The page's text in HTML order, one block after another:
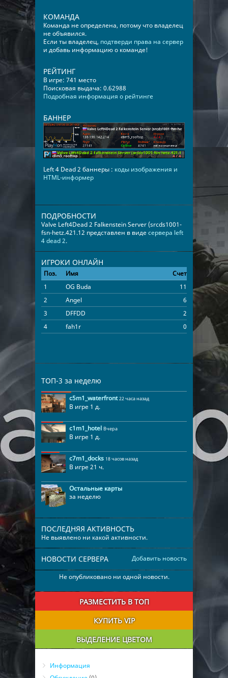
КОМАНДА
Команда не определена, потому что владелец
не объявился.
Если ты владелец, подтверди права на сервер
и добавь информацию о команде!
РЕЙТИНГ
В игре: 741 место
Поисковая выдача: 0.62988
Подробная информация о рейтинге
БАННЕР
Left 4 Dead 2 баннеры : коды изображения и
HTML-информер
ПОДРОБНОСТИ
Valve Left4Dead 2 Falkenstein Server (srcds1001-
fsn-hetz.421.12 представлен в видесервера left
4 dead 2.
ИГРОКИ ОНЛАЙН
Поз. Имя Счет
1
OG Buda 11
00:14:08
2
Angel 6 00:14:32
3
DFFDD 2 00:04:57
4
fah1r 0 00:03:02
ТОП-3 за неделю
c5m1_waterfront 22 часа назад
В игре 1 д.
c1m1_hotel Вчера
В игре 1 д.
c7m1_docks 18 часов назад
В игре 21 ч.
Остальные карты
за неделю
ПОСЛЕДНЯЯ АКТИВНОСТЬ
Не выявлено ни какой активности.
Добавить новость
НОВОСТИ СЕРВЕРА
Не опубликовано ни одной новости.
РАЗМЕСТИТЬ В ТОП
КУПИТЬ VIP
ВЫДЕЛЕНИЕ ЦВЕТОМ
Информация